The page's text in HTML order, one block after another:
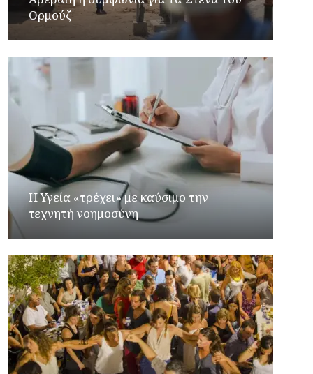
Ορμούζ
Η Υγεία «τρέχει» με καύσιμο την
τεχνητή νοημοσύνη